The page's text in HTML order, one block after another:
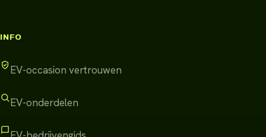
INFO
EV-occasion vertrouwen
EV-onderdelen